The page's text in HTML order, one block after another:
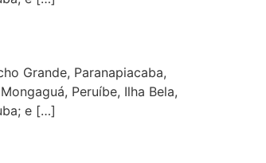
Grande, Paranapiacaba,
Peruíbe, Ilha Bela,
e […]